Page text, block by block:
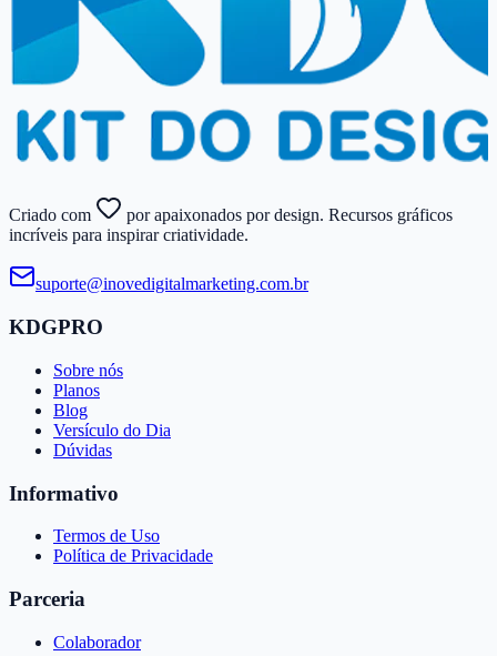
Criado com
por apaixonados por design. Recursos gráficos
incríveis para inspirar criatividade.
suporte@​inovedigitalmarketing.​com.​br
KDGPRO
Sobre nós
Planos
Blog
Versículo do Dia
Dúvidas
Informativo
Termos de Uso
Política de Privacidade
Parceria
Colaborador